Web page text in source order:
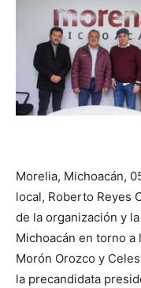
Morelia, Michoacán,
local, Roberto Reyes
de la organización y
Michoacán en torno a
Morón Orozco y
la precandidata